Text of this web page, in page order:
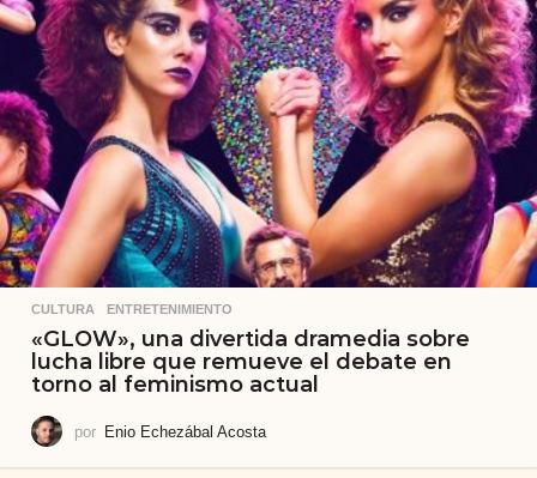
CULTURA ,ENTRETENIMIENTO
«GLOW», una divertida dramedia sobre
lucha libre que remueve el debate en
torno al feminismo actual
por Enio Echezábal Acosta